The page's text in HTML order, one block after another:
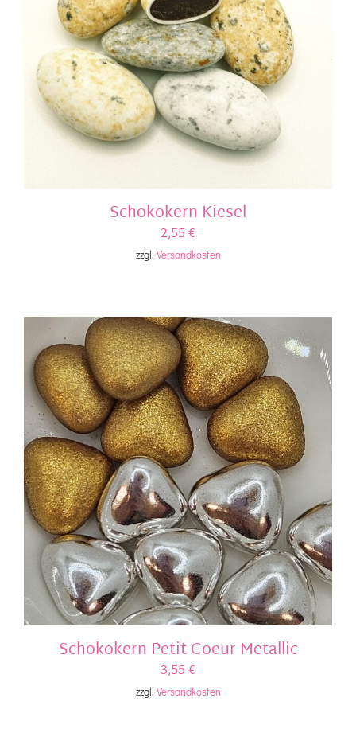
Schokokern Kiesel
2,55€
zzgl. Versandkosten
Schokokern Petit Coeur Metallic
3,55€
zzgl. Versandkosten